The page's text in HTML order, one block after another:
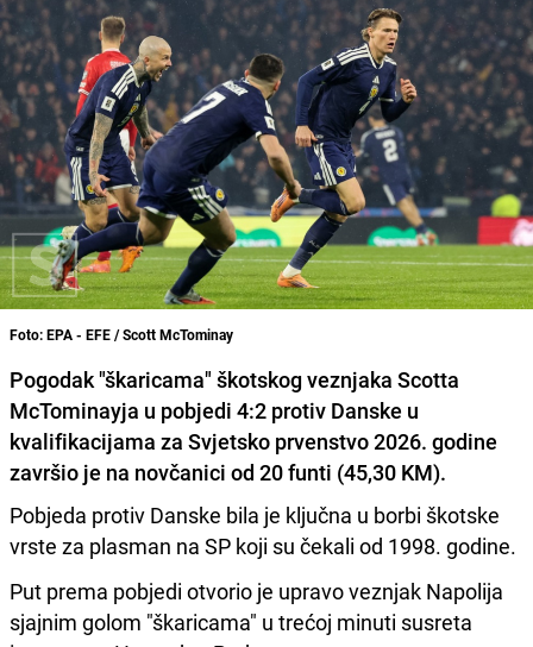
Foto: EPA - EFE / Scott McTominay
Pogodak "škaricama" škotskog veznjaka Scotta
McTominayja u pobjedi 4:2 protiv Danske u
kvalifikacijama za Svjetsko prvenstvo 2026. godine
završio je na novčanici od 20 funti (45,30 KM).
Pobjeda protiv Danske bila je ključna u borbi škotske
vrste za plasman na SP koji su čekali od 1998. godine.
Put prema pobjedi otvorio je upravo veznjak Napolija
sjajnim golom "škaricama" u trećoj minuti susreta